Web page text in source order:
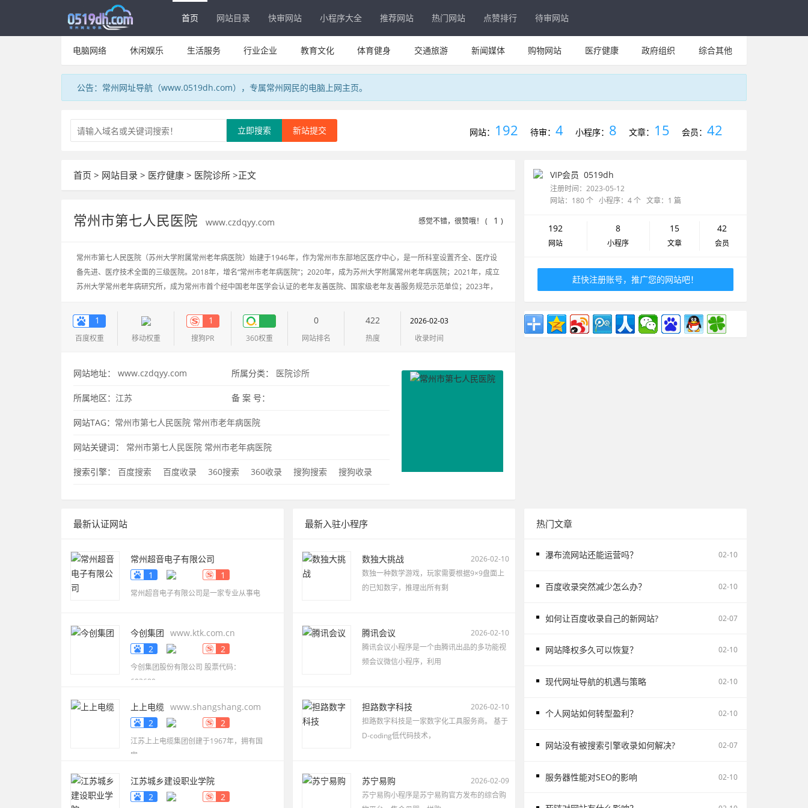
首页 网站目录 快审网站 小程序大全 推荐网站 热门网站 点赞排行 待审网站
电脑网络 休闲娱乐 生活服务 行业企业 教育文化 体育健身 交通旅游 新闻媒体 购物网站 医疗健康 政府组织 综合其他
公告：常州网址导航（www.0519dh.com），专属常州网民的电脑上网主页。
新站提交
立即搜索 网站： 192 待审： 4 小程序： 8 文章： 15 会员： 42
首页 > 网站目录 > 医疗健康 > 医院诊所 >正文
常州市第七人民医院 www.czdqyy.com 感觉不错，很赞哦！ ( 1 )
常州市第七人民医院（苏州大学附属常州老年病医院）始建于1946年，作为常州市东部地区医疗中心，是一所科室设置齐全、医疗设
备先进、医疗技术全面的三级医院。2018年，增名“常州市老年病医院”；2020年，成为苏州大学附属常州老年病医院；2021年，成立
苏州大学常州老年病研究所，成为常州市首个经中国老年医学会认证的老年友善医院、国家级老年友善服务规范示范单位；2023年，
1
百度权重 移动权重
1
搜狗PR 360权重
0
网站排名
422
热度
2026-02-03
收录时间
网站地址： www.czdqyy.com 所属分类： 医院诊所
所属地区： 江苏 备 案 号：
网站TAG： 常州市第七人民医院 常州市老年病医院
网站关键词： 常州市第七人民医院 常州市老年病医院
搜索引擎： 百度搜索 百度收录 360搜索 360收录 搜狗搜索 搜狗收录
VIP会员 0519dh
注册时间：2023-05-12
网站：180 个 小程序：4 个 文章：1 篇
192
网站
8
小程序
15
文章
42
会员
赶快注册账号，推广您的网站吧！
最新认证网站
常州超音电子有限公司
www.smdbuzzer.net
1 1
常州超音电子有限公司是一家专业从事电
今创集团 www.ktk.com.cn
2
2
今创集团股份有限公司 股票代码：
603680，
上上电缆 www.shangshang.com
2
2
江苏上上电缆集团创建于1967年，拥有国
家
江苏城乡建设职业学院
www.jscc.edu.cn
2 2
最新入驻小程序
数独大挑战
2026-02-10
数独一种数学游戏，玩家需要根据9×9盘面上
的已知数字，推理出所有剩
腾讯会议
2026-02-10
腾讯会议小程序是一个由腾讯出品的多功能视
频会议微信小程序，利用
担路数字科技
2026-02-10
担路数字科技是一家数字化工具服务商。 基于
D-coding低代码技术，
苏宁易购
2026-02-09
苏宁易购小程序是苏宁易购官方发布的综合购
热门文章
瀑布流网站还能运营吗？ 02-10
百度收录突然减少怎么办？ 02-10
如何让百度收录自己的新网站? 02-07
网站降权多久可以恢复？ 02-10
现代网址导航的机遇与策略 02-10
个人网站如何转型盈利？ 02-10
网站没有被搜索引擎收录如何解决? 02-07
服务器性能对SEO的影响 02-10